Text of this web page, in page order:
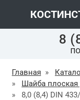
8
Главная »
»
Шайба плоская
»
8,0 (8,4) DIN